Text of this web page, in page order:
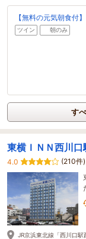
【無料の元気朝食付
ツイン 朝のみ
す
東横ＩＮＮ西川口
4.0
(210件)
JR京浜東北線「西川口